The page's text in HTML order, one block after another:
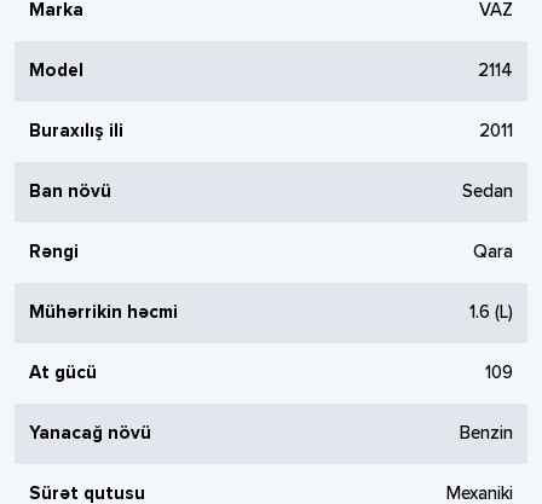
Marka VAZ
Model 2114
Buraxılış ili 2011
Ban növü Sedan
Rəngi Qara
Mühərrikin həcmi 1.6 (L)
At gücü 109
Yanacağ növü Benzin
Sürət qutusu Mexaniki